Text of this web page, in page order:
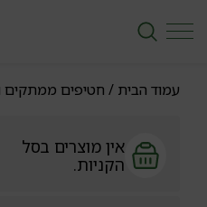
עמוד הבית / חטיפים ממתקים
אין מוצרים בסל
הקניות.